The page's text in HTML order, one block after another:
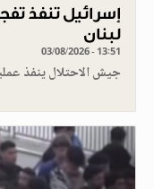
إسرائيل تنفذ
لبنان
03/08/2026 - 13:51
جيش الاحتلال ينفذ